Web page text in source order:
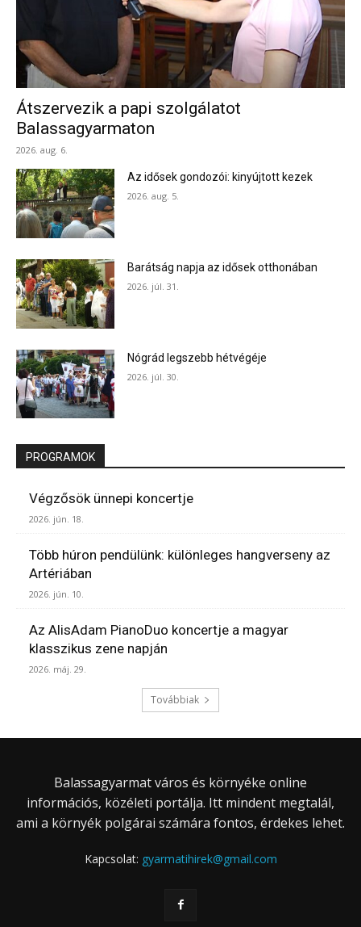
Átszervezik a papi szolgálatot
Balassagyarmaton
2026. aug. 6.
Az idősek gondozói: kinyújtott kezek
2026. aug. 5.
Barátság napja az idősek otthonában
2026. júl. 31.
Nógrád legszebb hétvégéje
2026. júl. 30.
PROGRAMOK
Végzősök ünnepi koncertje
2026. jún. 18.
Több húron pendülünk: különleges hangverseny az
Artériában
2026. jún. 10.
Az AlisAdam PianoDuo koncertje a magyar
klasszikus zene napján
2026. máj. 29.
Továbbiak
Balassagyarmat város és környéke online
információs, közéleti portálja. Itt mindent megtalál,
ami a környék polgárai számára fontos, érdekes lehet.
Kapcsolat: gyarmatihirek@gmail.com